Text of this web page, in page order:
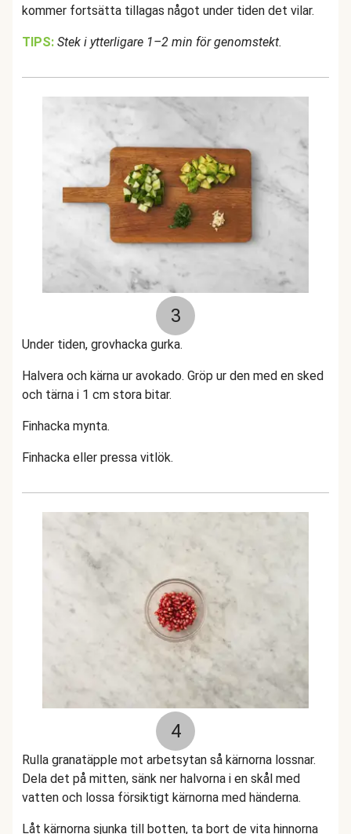
kommer fortsätta tillagas något under tiden det vilar.
TIPS: Stek i ytterligare 1–2 min för genomstekt.
3
Under tiden, grovhacka gurka.
Halvera och kärna ur avokado. Gröp ur den med en sked
och tärna i 1 cm stora bitar.
Finhacka mynta.
Finhacka eller pressa vitlök.
4
Rulla granatäpple mot arbetsytan så kärnorna lossnar.
Dela det på mitten, sänk ner halvorna i en skål med
vatten och lossa försiktigt kärnorna med händerna.
Låt kärnorna sjunka till botten, ta bort de vita hinnorna